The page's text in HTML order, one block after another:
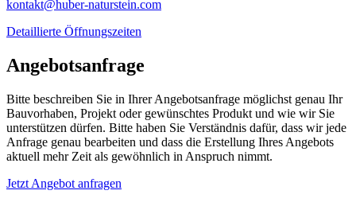
kontakt@huber-naturstein.com
Detaillierte Öffnungszeiten
Angebotsanfrage
Bitte beschreiben Sie in Ihrer Angebotsanfrage möglichst genau Ihr
Bauvorhaben, Projekt oder gewünschtes Produkt und wie wir Sie
unterstützen dürfen. Bitte haben Sie Verständnis dafür, dass wir jede
Anfrage genau bearbeiten und dass die Erstellung Ihres Angebots
aktuell mehr Zeit als gewöhnlich in Anspruch nimmt.
Jetzt Angebot anfragen